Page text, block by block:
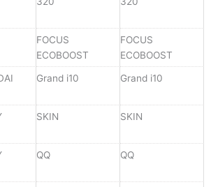
FOCUS
ECOBOOST
FOCUS
ECOBOOST
Grand i10 Grand i10
SKIN SKIN
QQ QQ